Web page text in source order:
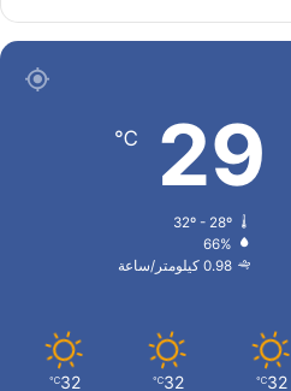
29
℃
32º - 28º
66%
0.98 كيلومتر/ساعة
32
℃
32
℃
32
℃